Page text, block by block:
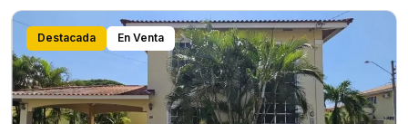
Destacada En Venta